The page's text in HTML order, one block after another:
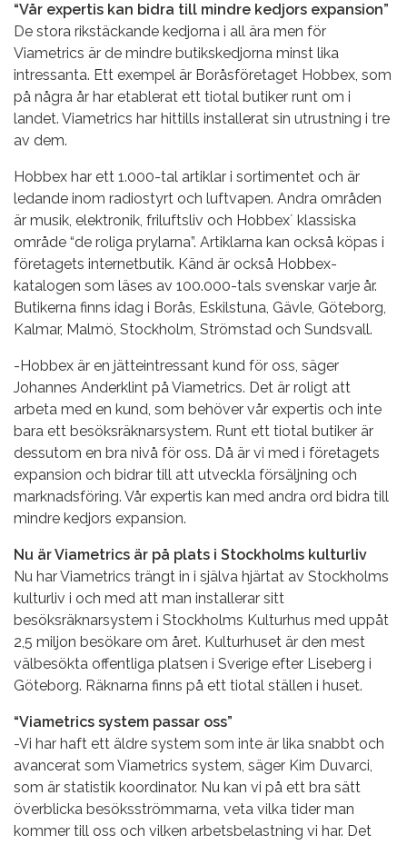
“Vår expertis kan bidra till mindre kedjors expansion”
De stora rikstäckande kedjorna i all ära men för
Viametrics är de mindre butikskedjorna minst lika
intressanta. Ett exempel är Boråsföretaget Hobbex, som
på några år har etablerat ett tiotal butiker runt om i
landet. Viametrics har hittills installerat sin utrustning i tre
av dem.
Hobbex har ett 1.000-tal artiklar i sortimentet och är
ledande inom radiostyrt och luftvapen. Andra områden
är musik, elektronik, friluftsliv och Hobbex´ klassiska
område “de roliga prylarna”. Artiklarna kan också köpas i
företagets internetbutik. Känd är också Hobbex-
katalogen som läses av 100.000-tals svenskar varje år.
Butikerna finns idag i Borås, Eskilstuna, Gävle, Göteborg,
Kalmar, Malmö, Stockholm, Strömstad och Sundsvall.
-Hobbex är en jätteintressant kund för oss, säger
Johannes Anderklint på Viametrics. Det är roligt att
arbeta med en kund, som behöver vår expertis och inte
bara ett besöksräknarsystem. Runt ett tiotal butiker är
dessutom en bra nivå för oss. Då är vi med i företagets
expansion och bidrar till att utveckla försäljning och
marknadsföring. Vår expertis kan med andra ord bidra till
mindre kedjors expansion.
Nu är Viametrics är på plats i Stockholms kulturliv
Nu har Viametrics trängt in i själva hjärtat av Stockholms
kulturliv i och med att man installerar sitt
besöksräknarsystem i Stockholms Kulturhus med uppåt
2,5 miljon besökare om året. Kulturhuset är den mest
välbesökta offentliga platsen i Sverige efter Liseberg i
Göteborg. Räknarna finns på ett tiotal ställen i huset.
“Viametrics system passar oss”
-Vi har haft ett äldre system som inte är lika snabbt och
avancerat som Viametrics system, säger Kim Duvarci,
som är statistik koordinator. Nu kan vi på ett bra sätt
överblicka besöksströmmarna, veta vilka tider man
kommer till oss och vilken arbetsbelastning vi har. Det